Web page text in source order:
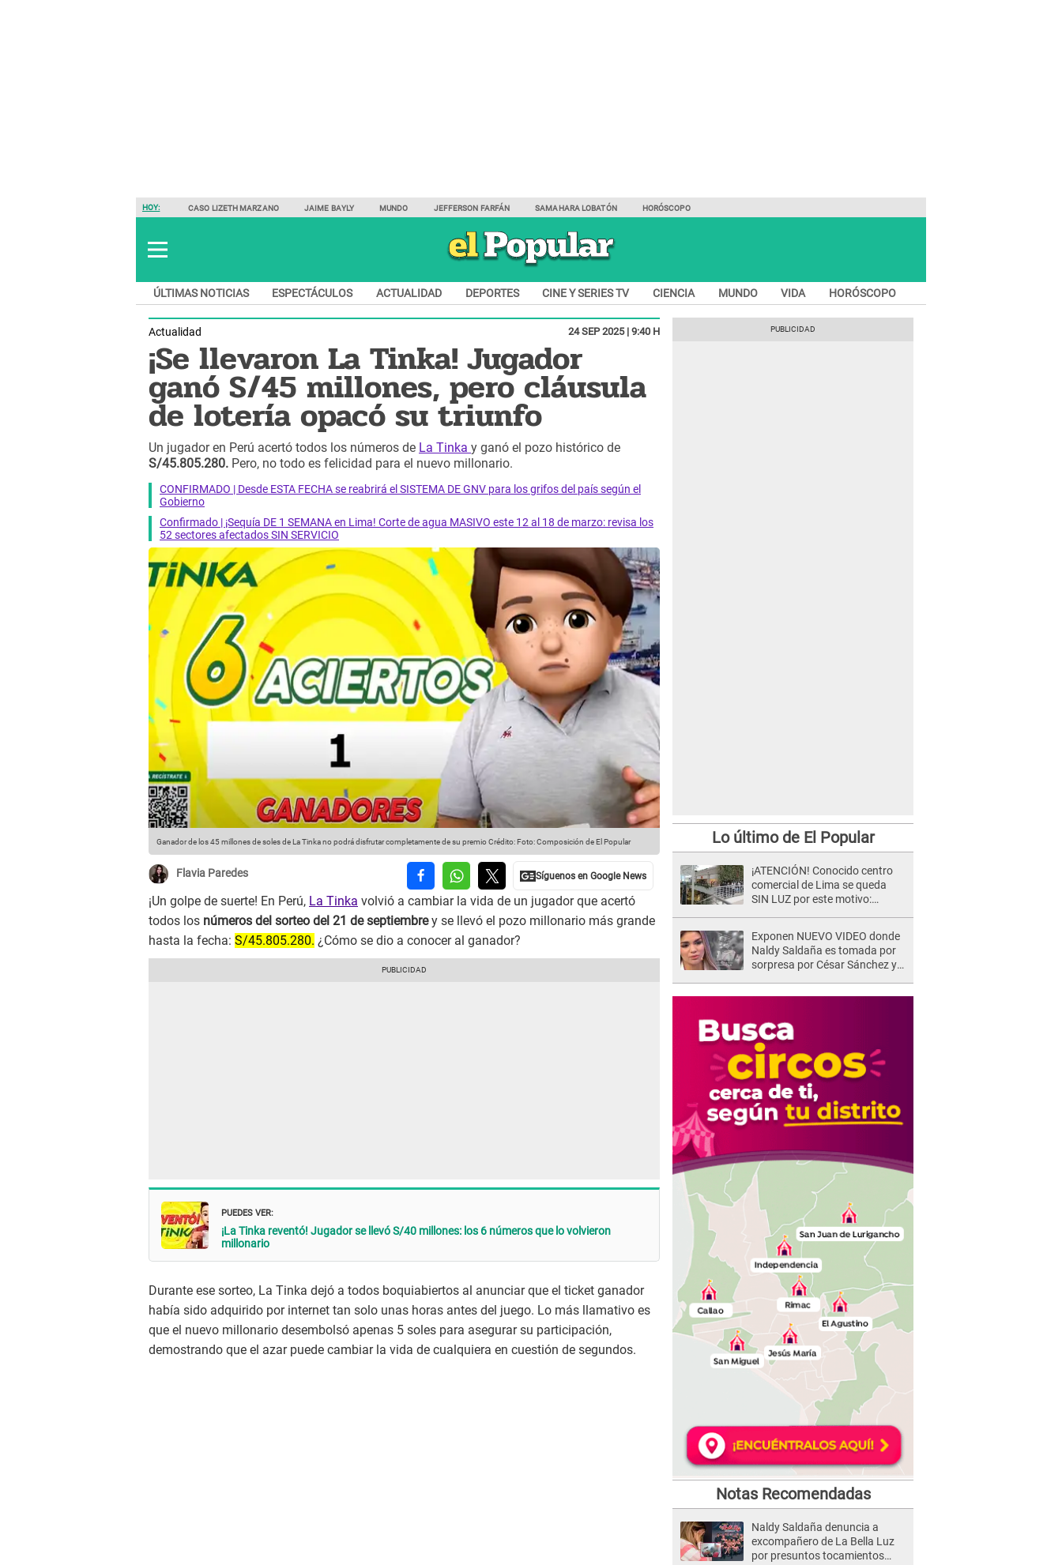
HOY: CASO LIZETH MARZANO JAIME BAYLY MUNDO JEFFERSON FARFÁN SAMAHARA LOBATÓN HORÓSCOPO
ÚLTIMAS NOTICIAS ESPECTÁCULOS ACTUALIDAD DEPORTES CINE Y SERIES TV CIENCIA MUNDO VIDA HORÓSCOPO
Actualidad 24 SEP 2025 | 9:40 H
¡Se llevaron La Tinka! Jugador
ganó S/45 millones, pero cláusula
de lotería opacó su triunfo
Un jugador en Perú acertó todos los números de La Tinka y ganó el pozo histórico de
S/45.805.280. Pero, no todo es felicidad para el nuevo millonario.
CONFIRMADO | Desde ESTA FECHA se reabrirá el SISTEMA DE GNV para los grifos del país según el
Gobierno
Confirmado | ¡Sequía DE 1 SEMANA en Lima! Corte de agua MASIVO este 12 al 18 de marzo: revisa los
52 sectores afectados SIN SERVICIO
Ganador de los 45 millones de soles de La Tinka no podrá disfrutar completamente de su premioCrédito: Foto: Composición de El Popular
Flavia Paredes
¡Un golpe de suerte! En Perú, La Tinka volvió a cambiar la vida de un jugador que acertó
todos los números del sorteo del 21 de septiembrey se llevó el pozo millonario más grande
hasta la fecha: S/45.805.280. ¿Cómo se dio a conocer al ganador?
PUEDES VER:
¡La Tinka reventó! Jugador se llevó S/40 millones: los 6 números que lo volvieron
millonario
Durante ese sorteo, La Tinka dejó a todos boquiabiertos al anunciar que el ticket ganador
había sido adquirido por internet tan solo unas horas antes del juego. Lo más llamativo es
que el nuevo millonario desembolsó apenas 5 soles para asegurar su participación,
demostrando que el azar puede cambiar la vida de cualquiera en cuestión de segundos.
Lo último de El Popular
¡ATENCIÓN! Conocido centro
comercial de Lima se queda
SIN LUZ por este motivo:
Exponen NUEVO VIDEO donde
Naldy Saldaña es tomada por
sorpresa por César Sánchez y
Notas Recomendadas
Naldy Saldaña denuncia a
excompañero de La Bella Luz
por presuntos tocamientos